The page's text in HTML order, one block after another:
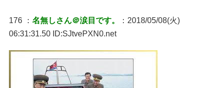
176 ： 名無しさん＠涙目です。
：2018/05/08(火)
06:31:31.50 ID:SJtvePXN0.net